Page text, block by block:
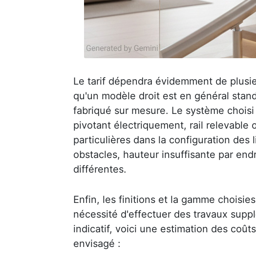
Le tarif dépendra évidemment de
qu'un modèle droit est en général
fabriqué sur mesure. Le système
pivotant électriquement, rail relevable
particulières dans la configuration des
obstacles, hauteur insuffisante par
différentes.
Enfin, les finitions et la gamme
nécessité d'effectuer des travaux
indicatif, voici une estimation des
envisagé :